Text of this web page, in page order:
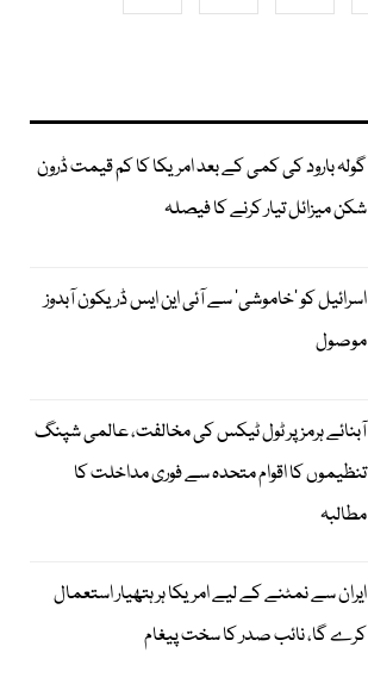
گولہ بارود کی کمی کے بعد امریکا کا کم قیمت ڈرون
شکن میزائل تیار کرنے کا فیصلہ
اسرائیل کو ’خاموشی‘ سے آئی این ایس ڈریکون آبدوز
موصول
آبنائے ہرمز پر ٹول ٹیکس کی مخالفت، عالمی شپنگ
تنظیموں کا اقوام متحدہ سے فوری مداخلت کا
مطالبہ
ایران سے نمٹنے کے لیے امریکا ہر ہتھیار استعمال
کرے گا، نائب صدر کا سخت پیغام